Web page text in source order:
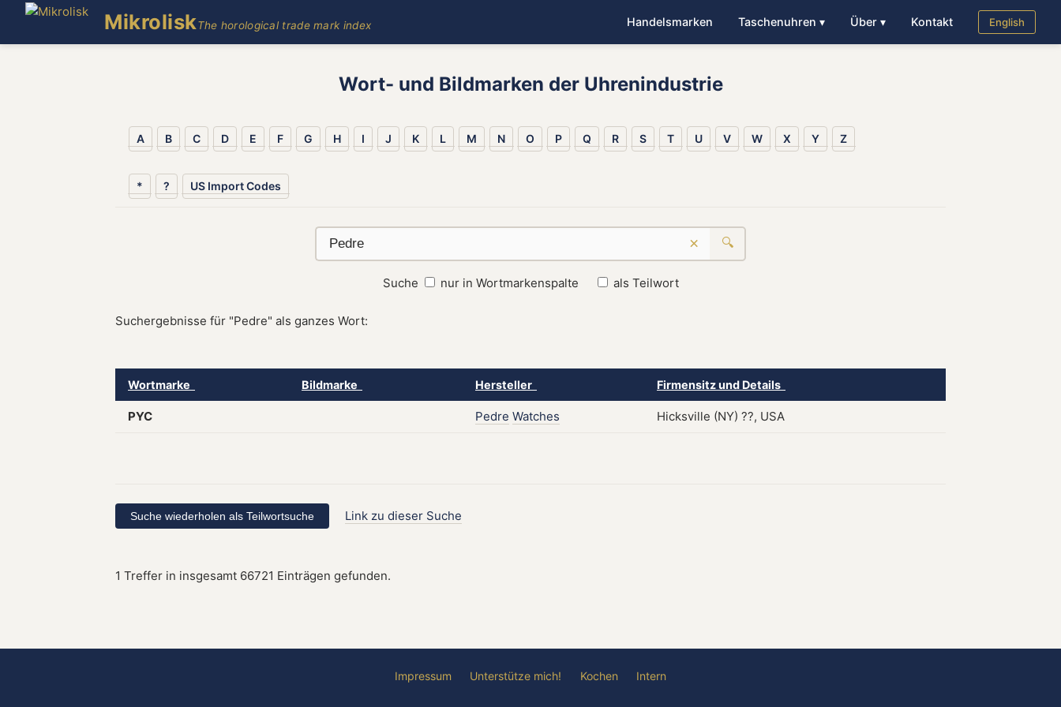
MikroliskThe horological trade mark index Handelsmarken Taschenuhren ▾ Über ▾ Kontakt English
Wort- und Bildmarken der Uhrenindustrie
A B C D E F G H I J K L M N O P Q R S T U V W X Y Z
* ? US Import Codes
× 🔍
Suche nur in Wortmarkenspalte als Teilwort
Suchergebnisse für "Pedre" als ganzes Wort:
Wortmarke Bildmarke Hersteller Firmensitz und Details
PYC Pedre Watches Hicksville (NY) ??, USA
Link zu dieser Suche
1 Treffer in insgesamt 66721 Einträgen gefunden.
Impressum Unterstütze mich! Kochen Intern